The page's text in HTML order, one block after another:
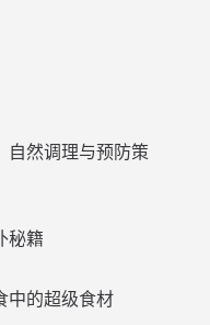
自然调理与预防策
秘籍
中的超级食材